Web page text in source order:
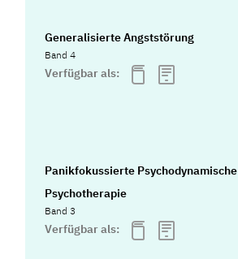
Generalisierte Angststörung
Band 4
Verfügbar als:
Panikfokussierte Psychodynamische
Psychotherapie
Band 3
Verfügbar als: